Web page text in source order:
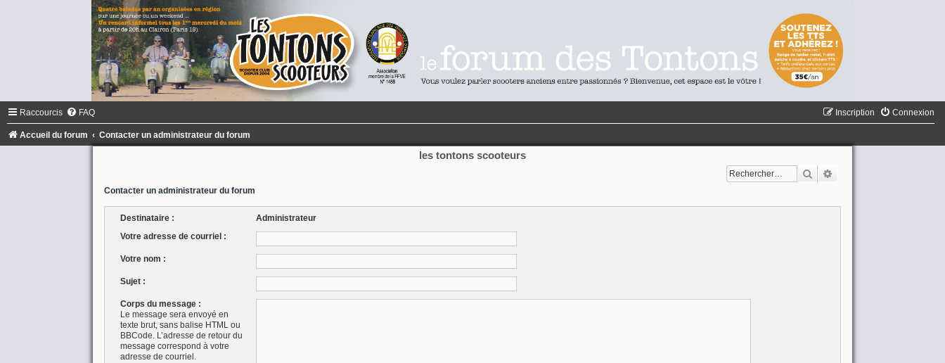
Raccourcis FAQ Connexion
Inscription
Accueil du forum Contacter un administrateur du forum
les tontons scooteurs
Rechercher
Contacter un administrateur du forum
Destinataire :
Administrateur
Votre adresse de courriel :
Votre nom :
Sujet :
Corps du message :
Le message sera envoyé en
texte brut, sans balise HTML ou
BBCode. L’adresse de retour du
message correspond à votre
adresse de courriel.